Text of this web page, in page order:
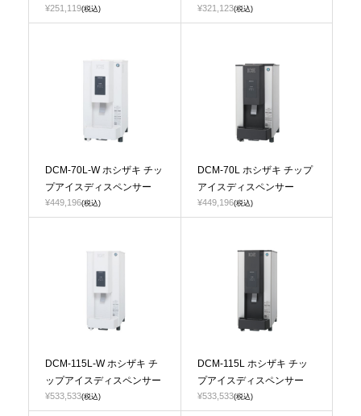
¥251,119(税込) ¥321,123(税込)
DCM-70L-W ホシザキ チッ
プアイスディスペンサー
¥449,196(税込)
DCM-70L ホシザキ チップ
アイスディスペンサー
¥449,196(税込)
DCM-115L-W ホシザキ チ
ップアイスディスペンサー
¥533,533(税込)
DCM-115L ホシザキ チッ
プアイスディスペンサー
¥533,533(税込)